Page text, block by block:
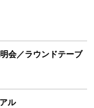
会／ラウンドテーブ
ル